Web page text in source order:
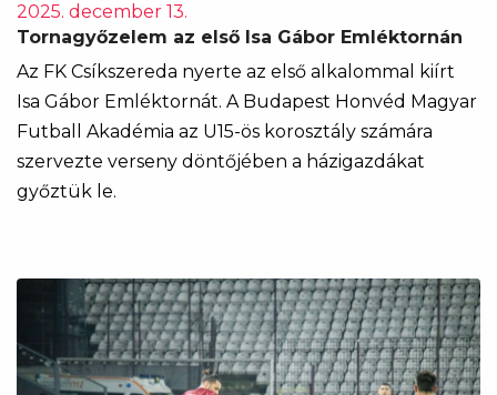
2025. december 13.
Tornagyőzelem az első Isa Gábor Emléktornán
Az FK Csíkszereda nyerte az első alkalommal kiírt
Isa Gábor Emléktornát. A Budapest Honvéd Magyar
Futball Akadémia az U15-ös korosztály számára
szervezte verseny döntőjében a házigazdákat
győztük le.